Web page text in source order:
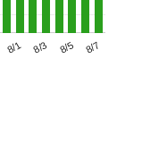
8/1 8/3 8/5 8/7